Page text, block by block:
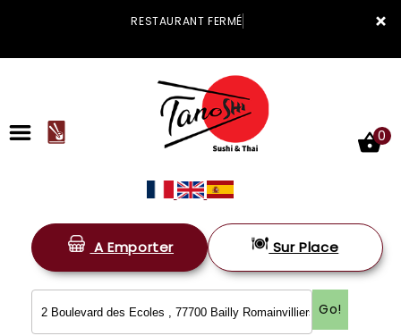
×
RESTAURANT FERMÉ
ACCUEIL
LA CARTE
0
A Emporter Sur Place
Go!